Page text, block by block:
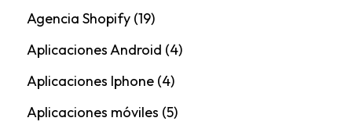
Agencia Shopify(19)
Aplicaciones Android (4)
Aplicaciones Iphone(4)
Aplicaciones móviles (5)